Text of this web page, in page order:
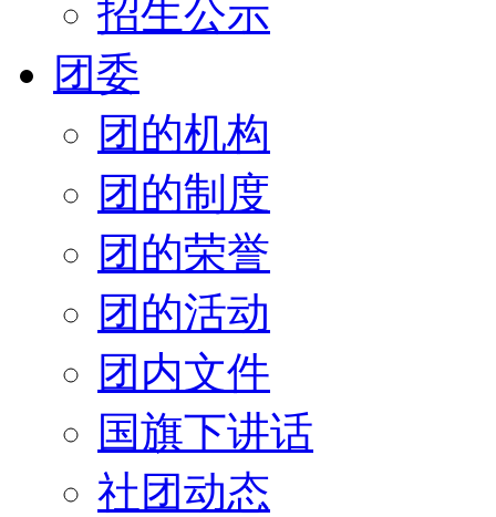
招生公示
团委
团的机构
团的制度
团的荣誉
团的活动
团内文件
国旗下讲话
社团动态